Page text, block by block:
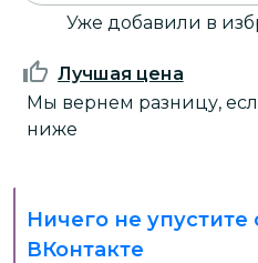
Уже добавили в
Лучшая цена
Мы вернем разницу,
ниже
Ничего не упустите
ВКонтакте